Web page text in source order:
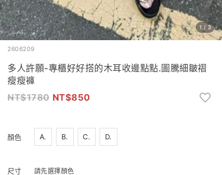
1 /3
2606209
多人許願-專櫃好好搭的木耳收邊點點.圖騰細皺褶
瘦瘦褲
1780
850
顏色 A. B. C. D.
尺寸 請先選擇顏色